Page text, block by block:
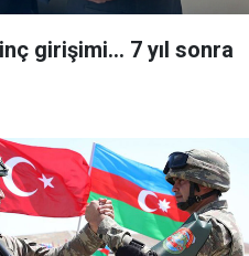
girişimi... 7 yıl sonra